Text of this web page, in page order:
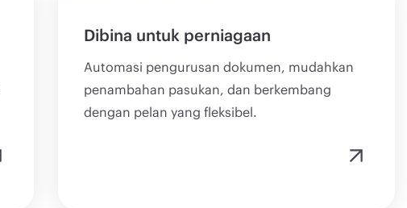
Dibina untuk perniagaan
Automasi pengurusan dokumen, mudahkan
penambahan pasukan, dan berkembang
dengan pelan yang fleksibel.